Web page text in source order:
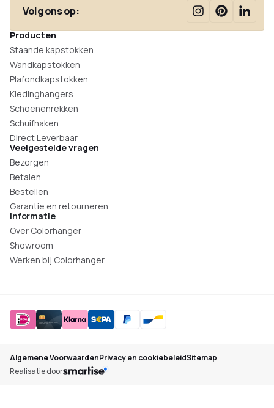
Volg ons op:
Producten
Staande kapstokken
Wandkapstokken
Plafondkapstokken
Kledinghangers
Schoenenrekken
Schuifhaken
Direct Leverbaar
Veelgestelde vragen
Bezorgen
Betalen
Bestellen
Garantie en retourneren
Informatie
Over Colorhanger
Showroom
Werken bij Colorhanger
Algemene VoorwaardenPrivacy en cookiebeleidSitemap
Realisatie door